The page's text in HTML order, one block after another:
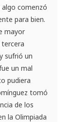
algo comenzó
para bien.
mayor
sufrió un
un mal
pudiera
tomó
de los
la Olimpiada